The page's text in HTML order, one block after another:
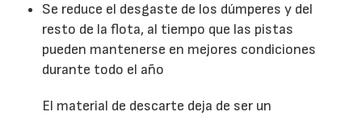
Se reduce el desgaste de los dúmperes y del
resto de la flota, al tiempo que las pistas
pueden mantenerse en mejores condiciones
durante todo el año
El material de descarte deja de ser un